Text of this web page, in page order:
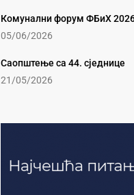
Комунални форум ФБиХ
05/06/2026
Саопштење са 44. сједнице
21/05/2026